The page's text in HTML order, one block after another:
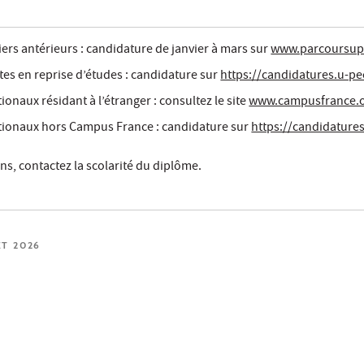
antérieurs : candidature de janvier à mars sur
en reprise d’études : candidature surhttps://candidatures.u-
résidant à l’étranger : consultez le site
hors Campus France : candidature surhttps://
contactez la scolarité du diplôme.
2026